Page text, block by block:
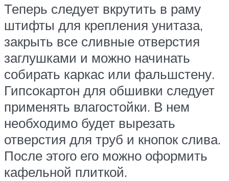
Теперь следует вкрутить в раму
штифты для крепления унитаза,
закрыть все сливные отверстия
заглушками и можно начинать
собирать каркас или фальшстену.
Гипсокартон для обшивки следует
применять влагостойки. В нем
необходимо будет вырезать
отверстия для труб и кнопок слива.
После этого его можно оформить
кафельной плиткой.